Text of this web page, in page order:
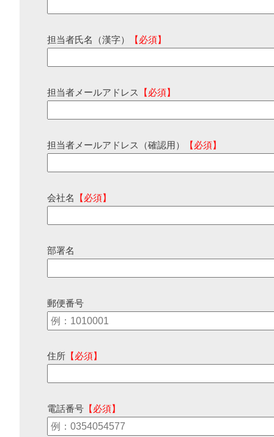
担当者氏名（漢字） 【必須】
担当者メールアドレス 【必須】
担当者メールアドレス（確認用） 【必須】
会社名 【必須】
部署名
郵便番号
住所 【必須】
電話番号 【必須】